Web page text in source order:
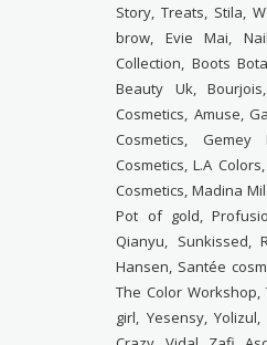
Story, Treats, Stila,
brow, Evie Mai,
Collection, Boots
Beauty Uk,
Cosmetics, Amuse,
Cosmetics,
Cosmetics, L.A
Cosmetics, Madina
Pot of gold,
Qianyu, Sunkissed,
Hansen, Santée
The Color Workshop,
girl, Yesensy,